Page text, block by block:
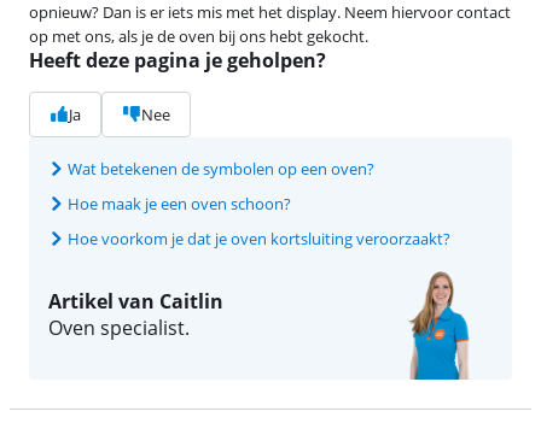
opnieuw? Dan is er iets mis met het display. Neem hiervoor contact
op met ons, als je de oven bij ons hebt gekocht.
Heeft deze pagina je geholpen?
Ja Nee
Wat betekenen de symbolen op een oven?
Hoe maak je een oven schoon?
Hoe voorkom je dat je oven kortsluiting veroorzaakt?
Artikel van Caitlin
Oven specialist.